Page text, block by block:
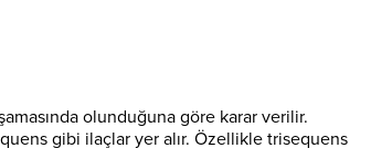
olunduğuna göre karar verilir.
gibi ilaçlar yer alır. Özellikle trisequens